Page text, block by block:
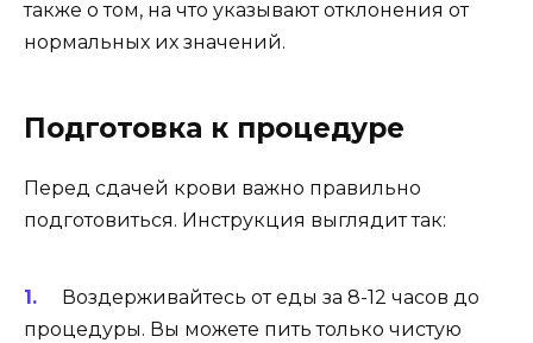
также о том, на что указывают отклонения от
нормальных их значений.
Подготовка к процедуре
Перед сдачей крови важно правильно
подготовиться. Инструкция выглядит так:
Воздерживайтесь от еды за 8-12 часов до
процедуры. Вы можете пить только чистую